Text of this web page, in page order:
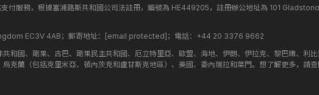
付服務，根據塞浦路斯共和國公司法註冊，編號為 HE449205，註冊辦公地址為 101
EC3V 4AB；郵寄地址： [email protected] ；電話：+44 20 3376 9662
和國、剛果、古巴、剛果民主共和國、厄立特里亞、歐盟、海地、伊朗、伊拉克、黎巴嫩、利
克蘭（包括克里米亞、頓內茨克和盧甘斯克地區）、美國、委內瑞拉和葉門。想了解更多，請查